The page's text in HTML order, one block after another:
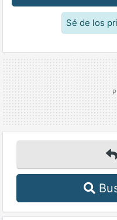
Sé de los